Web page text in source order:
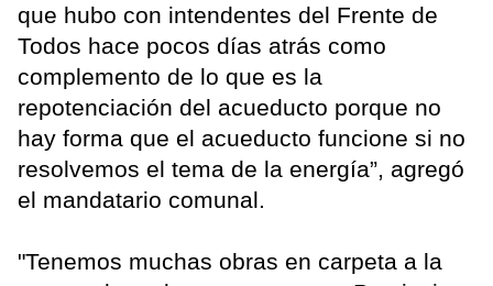
que hubo con intendentes del Frente de
Todos hace pocos días atrás como
complemento de lo que es la
repotenciación del acueducto porque no
hay forma que el acueducto funcione si no
resolvemos el tema de la energía”, agregó
el mandatario comunal.
"Tenemos muchas obras en carpeta a la